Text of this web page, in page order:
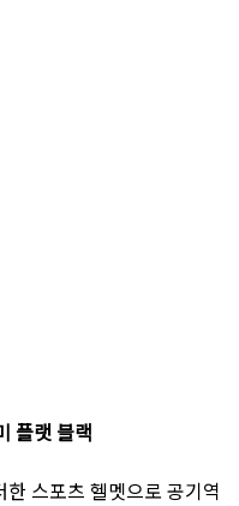
플랫 블랙
스포츠 헬멧으로 공기역